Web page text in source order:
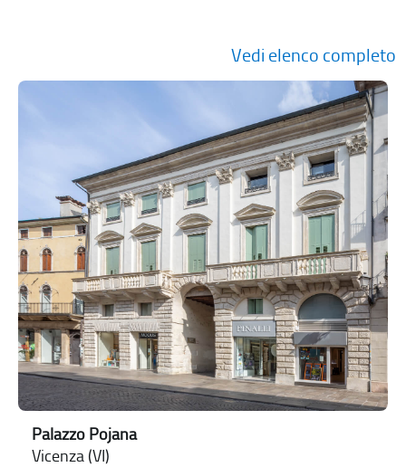
Vedi elenco completo
Palazzo Pojana
Vicenza (VI)